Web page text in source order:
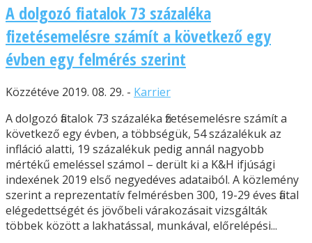
A dolgozó fiatalok 73 százaléka
fizetésemelésre számít a következő egy
évben egy felmérés szerint
Közzétéve 2019. 08. 29. - Karrier
A dolgozó fiatalok 73 százaléka fizetésemelésre számít a
következő egy évben, a többségük, 54 százalékuk az
infláció alatti, 19 százalékuk pedig annál nagyobb
mértékű emeléssel számol – derült ki a K&H ifjúsági
indexének 2019 első negyedéves adataiból. A közlemény
szerint a reprezentatív felmérésben 300, 19-29 éves fiatal
elégedettségét és jövőbeli várakozásait vizsgálták
többek között a lakhatással, munkával, előrelépési...